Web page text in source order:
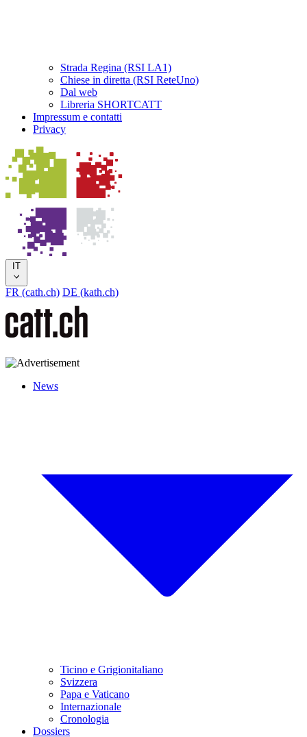
Strada Regina (RSI LA1)
Chiese in diretta (RSI ReteUno)
Dal web
Libreria SHORTCATT
Impressum e contatti
Privacy
IT
FR (cath.ch) DE (kath.ch)
News
Ticino e Grigionitaliano
Svizzera
Papa e Vaticano
Internazionale
Cronologia
Dossiers